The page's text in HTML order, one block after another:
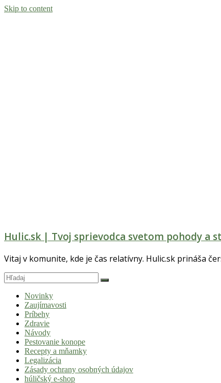
Skip to content
Hulic.sk | Tvoj sprievodca svetom pohody a
Vitaj v komunite, kde je čas relatívny. Hulic.sk prináša
Novinky
Zaujímavosti
Príbehy
Zdravie
Návody
Pestovanie konope
Recepty a mňamky
Legalizácia
Zásady ochrany osobných údajov
húličský e-shop